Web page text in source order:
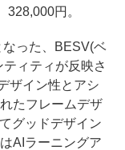
円。
った、BESV(ベ
ィティが反映さ
ザイン性とアシ
たフレームデザ
グッドデザイン
AIラーニングア